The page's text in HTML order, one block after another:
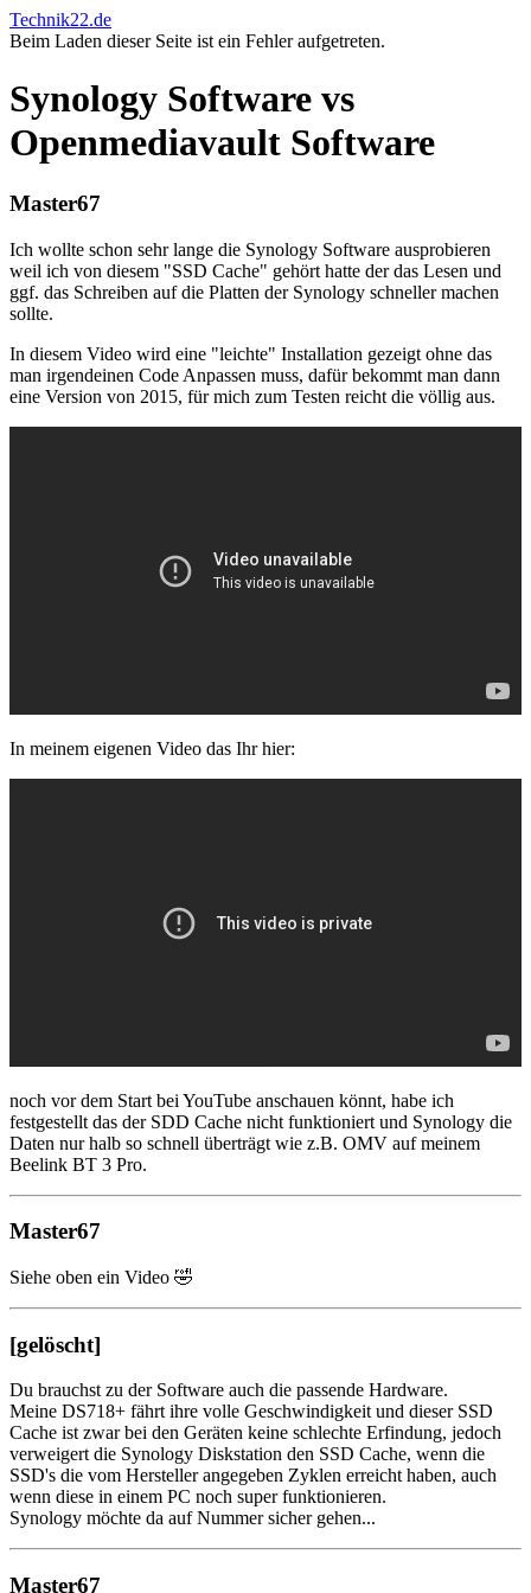
Technik22.de
Beim Laden dieser Seite ist ein Fehler aufgetreten.
Synology Software vs
Openmediavault Software
Master67
Ich wollte schon sehr lange die Synology Software ausprobieren
weil ich von diesem "SSD Cache" gehört hatte der das Lesen und
ggf. das Schreiben auf die Platten der Synology schneller machen
sollte.
In diesem Video wird eine "leichte" Installation gezeigt ohne das
man irgendeinen Code Anpassen muss, dafür bekommt man dann
eine Version von 2015, für mich zum Testen reicht die völlig aus.
In meinem eigenen Video das Ihr hier:
noch vor dem Start bei YouTube anschauen könnt, habe ich
festgestellt das der SDD Cache nicht funktioniert und Synology die
Daten nur halb so schnell überträgt wie z.B. OMV auf meinem
Beelink BT 3 Pro.
Master67
Siehe oben ein Video 🤣
[gelöscht]
Du brauchst zu der Software auch die passende Hardware.
Meine DS718+ fährt ihre volle Geschwindigkeit und dieser SSD
Cache ist zwar bei den Geräten keine schlechte Erfindung, jedoch
verweigert die Synology Diskstation den SSD Cache, wenn die
SSD's die vom Hersteller angegeben Zyklen erreicht haben, auch
wenn diese in einem PC noch super funktionieren.
Synology möchte da auf Nummer sicher gehen...
Master67